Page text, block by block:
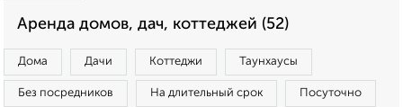
Аренда домов, дач, коттеджей (52)
Дома Дачи Коттеджи Таунхаусы
Без посредников На длительный срок Посуточно